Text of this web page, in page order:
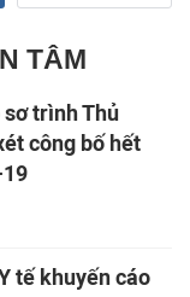
TÂM
trình Thủ
công bố hết
tế khuyến cáo